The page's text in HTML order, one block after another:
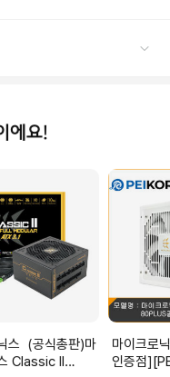
에요!
판)마
Classic II
마이크로닉스 [온
인증점